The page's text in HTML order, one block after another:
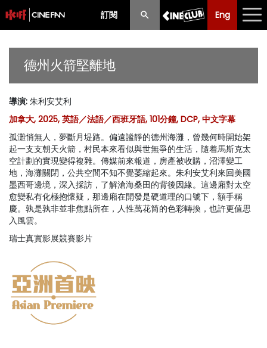
訂閱 Eng
Eng 中文
節目
購票須知
優惠計劃
前期節目
德州火箭堅離地
導演: 朱利安艾利
加拿大, 2025, 英語／法語／西班牙語, 101分鐘, DCP, 中文字幕
孤灘悄無人，夢斷月堤路。偏遠謐靜的德州海灘，曾幾何時開始架
起一支支朝天火箭，村民本來看似與世無爭的生活，隨着馬斯克太
空計劃的實現變得複雜。傳媒前來報道，房產被收購，沼澤變工
地，海灘關閉，公共空間不知不覺萎縮起來。朱利安艾利來回美國
墨西哥邊境，深入採訪，了解滄海桑田的背後因緣。這邊廂對太空
愈變私有化極抱懷疑，那邊廂在開發是硬道理的口號下，額手稱
慶。孰是孰非並非焦點所在，人性萬花筒的色彩轉換，也許更值思
入風雲。
瑞士真實影展競賽影片